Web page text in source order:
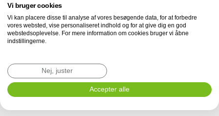
Ordrer fordelt på areal
Seneste 6 måneder
Ordrer fordelt på pris
Seneste 6 måneder
Ordrer fordelt på areal
Antal forespørgsler til lokalebasen.dk om
produktionslokaler i Østsjælland, fordelt på ejendommens
Vi bruger cookies
Vi kan placere disse til analyse af vores besøgende data, for at forbedre
vores websted, vise personaliseret indhold og for at give dig en god
webstedsoplevelse. For mere information om cookies bruger vi åbne
indstillingerne.
Nej, juster
Accepter alle